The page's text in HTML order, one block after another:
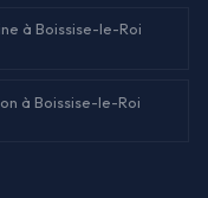
à Boissise-le-Roi
à Boissise-le-Roi